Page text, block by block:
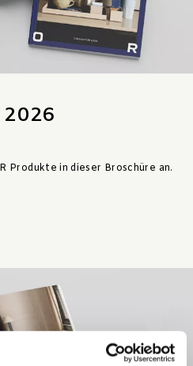
2026
Produkte in dieser Broschüre an.